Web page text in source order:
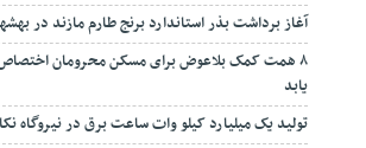
آغاز برداشت بذر استاندارد برنج طارم مازند در
۸ همت کمک بلاعوض برای مسکن محرومان
یابد
تولید یک میلیارد کیلو وات ساعت برق در نیروگاه نکا